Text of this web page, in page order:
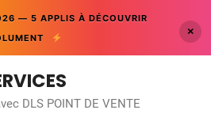
— 5 APPLIS À DÉCOUVRIR
×
DLS POINT DE VENTE